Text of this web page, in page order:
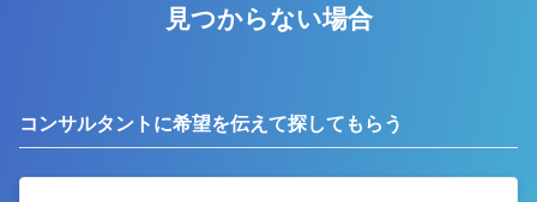
見つからない場合
コンサルタントに希望を伝えて探してもらう